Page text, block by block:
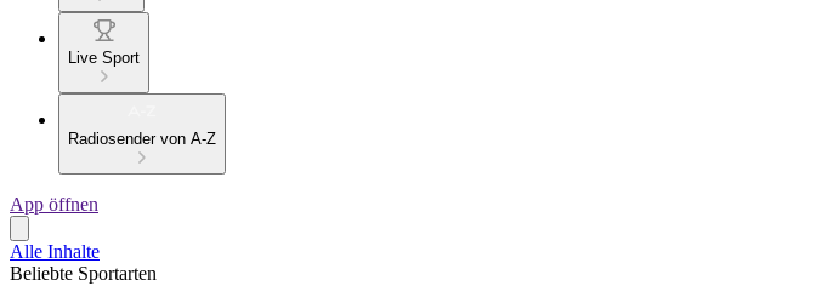
Live Sport
Radiosender von A-Z
App öffnen
Alle Inhalte
Beliebte Sportarten